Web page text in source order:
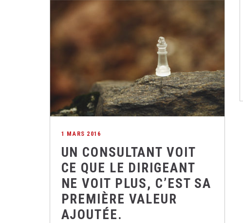
1 MARS 2016
UN CONSULTANT VOIT
CE QUE LE DIRIGEANT
NE VOIT PLUS, C’EST SA
PREMIÈRE VALEUR
AJOUTÉE.